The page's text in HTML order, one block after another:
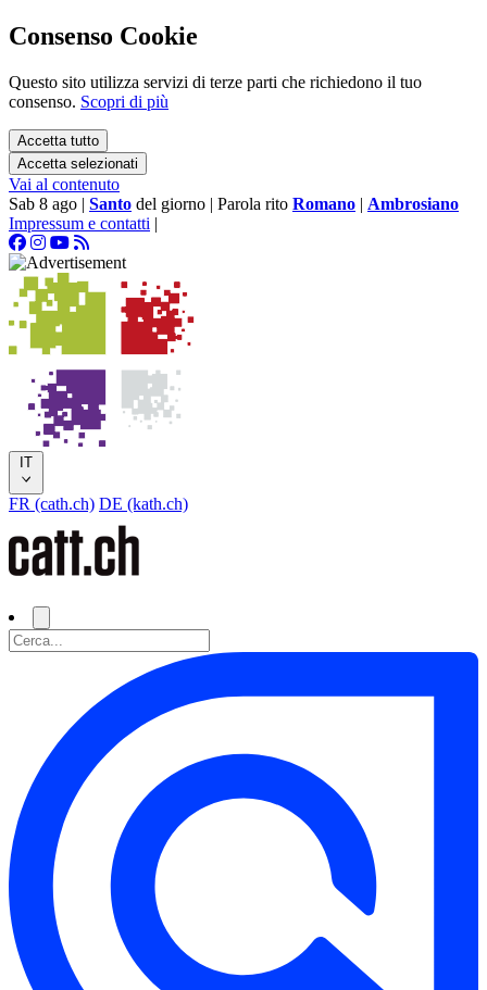
Consenso Cookie
Questo sito utilizza servizi di terze parti che richiedono il tuo
consenso. Scopri di più
Accetta tutto
Accetta selezionati
Vai al contenuto
Sab 8 ago | Santo del giorno | Parola rito Romano | Ambrosiano
Impressum e contatti |
IT
FR (cath.ch) DE (kath.ch)